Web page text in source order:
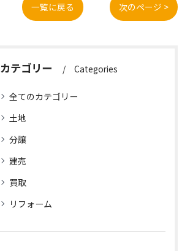
一覧に戻る 次のページ >
カテゴリー Categories
全てのカテゴリー
土地
分譲
建売
買取
リフォーム